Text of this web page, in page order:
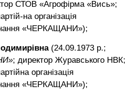
СТОВ «Агрофірма «Вись»;
на організація
«ЧЕРКАЩАНИ»);
(24.09.1973 р.;
; директор Журавського НВК;
організація
«ЧЕРКАЩАНИ»);